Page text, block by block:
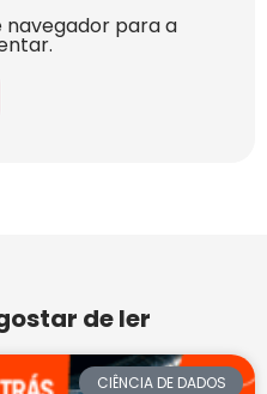
navegador para a
de ler
CIÊNCIA DE DADOS